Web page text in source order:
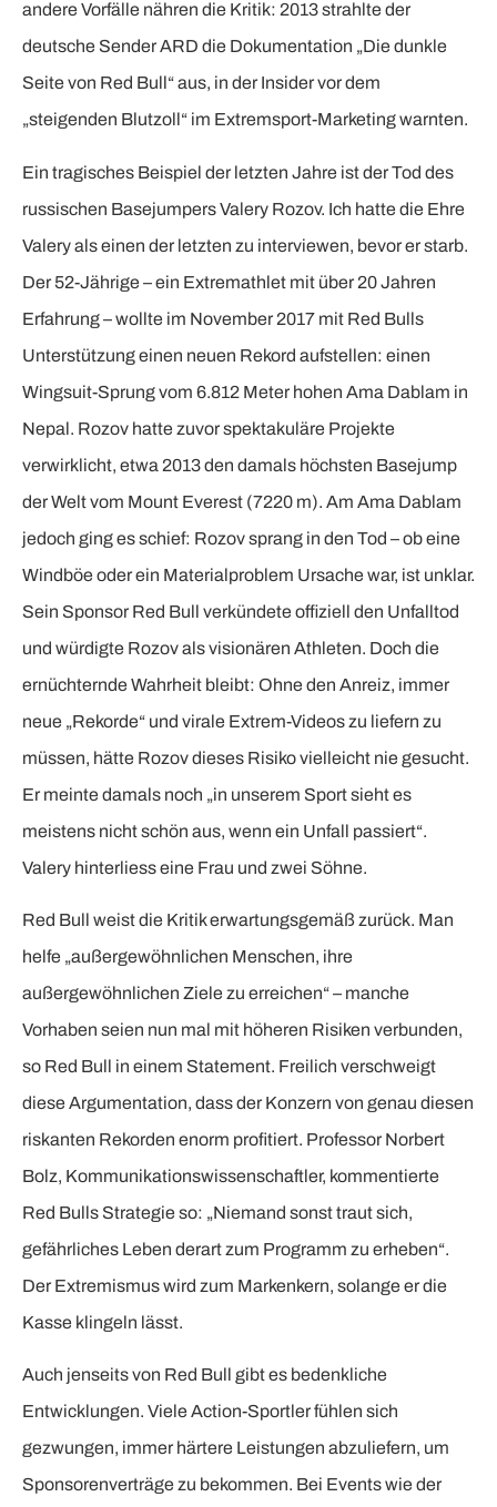
andere Vorfälle nähren die Kritik: 2013 strahlte der
deutsche Sender ARD die Dokumentation „Die dunkle
Seite von Red Bull“ aus, in der Insider vor dem
„steigenden Blutzoll“ im Extremsport-Marketing warnten.
Ein tragisches Beispiel der letzten Jahre ist der Tod des
russischen Basejumpers Valery Rozov. Ich hatte die Ehre
Valery als einen der letzten zu interviewen, bevor er starb.
Der 52-Jährige – ein Extremathlet mit über 20 Jahren
Erfahrung – wollte im November 2017 mit Red Bulls
Unterstützung einen neuen Rekord aufstellen: einen
Wingsuit-Sprung vom 6.812 Meter hohen Ama Dablam in
Nepal. Rozov hatte zuvor spektakuläre Projekte
verwirklicht, etwa 2013 den damals höchsten Basejump
der Welt vom Mount Everest (7220 m). Am Ama Dablam
jedoch ging es schief: Rozov sprang in den Tod – ob eine
Windböe oder ein Materialproblem Ursache war, ist unklar.
Sein Sponsor Red Bull verkündete offiziell den Unfalltod
und würdigte Rozov als visionären Athleten. Doch die
ernüchternde Wahrheit bleibt: Ohne den Anreiz, immer
neue „Rekorde“ und virale Extrem-Videos zu liefern zu
müssen, hätte Rozov dieses Risiko vielleicht nie gesucht.
Er meinte damals noch „in unserem Sport sieht es
meistens nicht schön aus, wenn ein Unfall passiert“.
Valery hinterliess eine Frau und zwei Söhne.
Red Bull weist die Kritik erwartungsgemäß zurück. Man
helfe „außergewöhnlichen Menschen, ihre
außergewöhnlichen Ziele zu erreichen“ – manche
Vorhaben seien nun mal mit höheren Risiken verbunden,
so Red Bull in einem Statement. Freilich verschweigt
diese Argumentation, dass der Konzern von genau diesen
riskanten Rekorden enorm profitiert. Professor Norbert
Bolz, Kommunikationswissenschaftler, kommentierte
Red Bulls Strategie so: „Niemand sonst traut sich,
gefährliches Leben derart zum Programm zu erheben“.
Der Extremismus wird zum Markenkern, solange er die
Kasse klingeln lässt.
Auch jenseits von Red Bull gibt es bedenkliche
Entwicklungen. Viele Action-Sportler fühlen sich
gezwungen, immer härtere Leistungen abzuliefern, um
Sponsorenverträge zu bekommen. Bei Events wie der